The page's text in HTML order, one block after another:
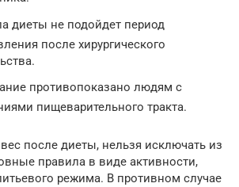
диеты не подойдет период
после хирургического
противопоказано людям с
пищеварительного тракта.
после диеты, нельзя исключать из
правила в виде активности,
режима. В противном случае